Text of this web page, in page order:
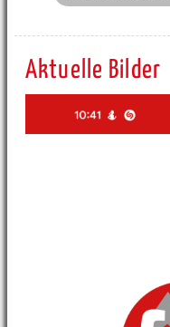
Aktuelle Bilder